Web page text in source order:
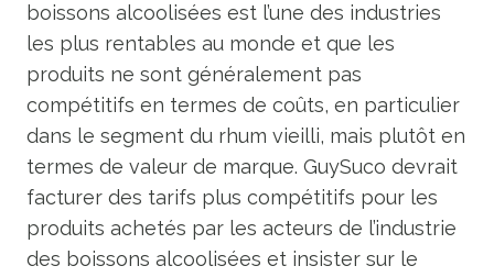
boissons alcoolisées est l’une des industries
les plus rentables au monde et que les
produits ne sont généralement pas
compétitifs en termes de coûts, en particulier
dans le segment du rhum vieilli, mais plutôt en
termes de valeur de marque. GuySuco devrait
facturer des tarifs plus compétitifs pour les
produits achetés par les acteurs de l’industrie
des boissons alcoolisées et insister sur le